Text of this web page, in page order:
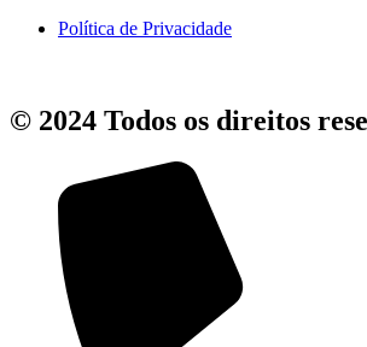
Política de Privacidade
© 2024 Todos os direitos